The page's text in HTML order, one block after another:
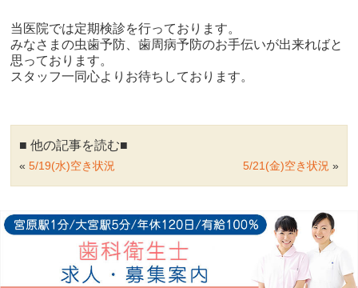
当医院では定期検診を行っております。
みなさまの虫歯予防、歯周病予防のお手伝いが出来ればと
思ってお ります。
スタッフ一同心よりお待ちしております。
■ 他の記事を読む■
«5/19(水)空き状況 5/21(金)空き状況 »